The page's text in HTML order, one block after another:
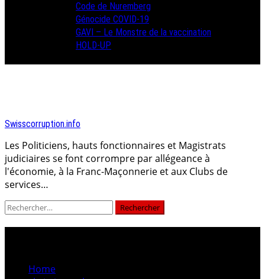
Code de Nuremberg
Génocide COVID-19
GAVI – Le Monstre de la vaccination
HOLD-UP
Swisscorruption.info
Les Politiciens, hauts fonctionnaires et Magistrats
judiciaires se font corrompre par allégeance à
l'économie, à la Franc-Maçonnerie et aux Clubs de
services…
Rechercher :
Home